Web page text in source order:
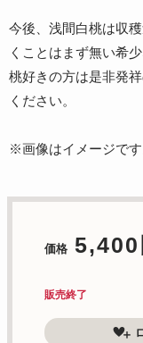
今後、浅間白桃は収
くことはまず無い希少
桃好きの方は是非発
ください。
※画像はイメージです
価格 5,400
販売終了